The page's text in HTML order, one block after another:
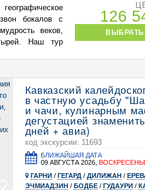
бокалов с
веков,
Наш тур
126
ВЫБРАТЬ
Кавказский
в частную усадьбу
и чачи, кулинарным
дегустацией
дней + авиа)
код экскурсии: 11693
БЛИЖАЙШАЯ ДАТА
09 АВГУСТА 2026,
ГАРНИ/ ГЕГАРД/ ДИЛИЖАН/
ЭЧМИАДЗИН/ БОДБЕ/ ГУДАУРИ/